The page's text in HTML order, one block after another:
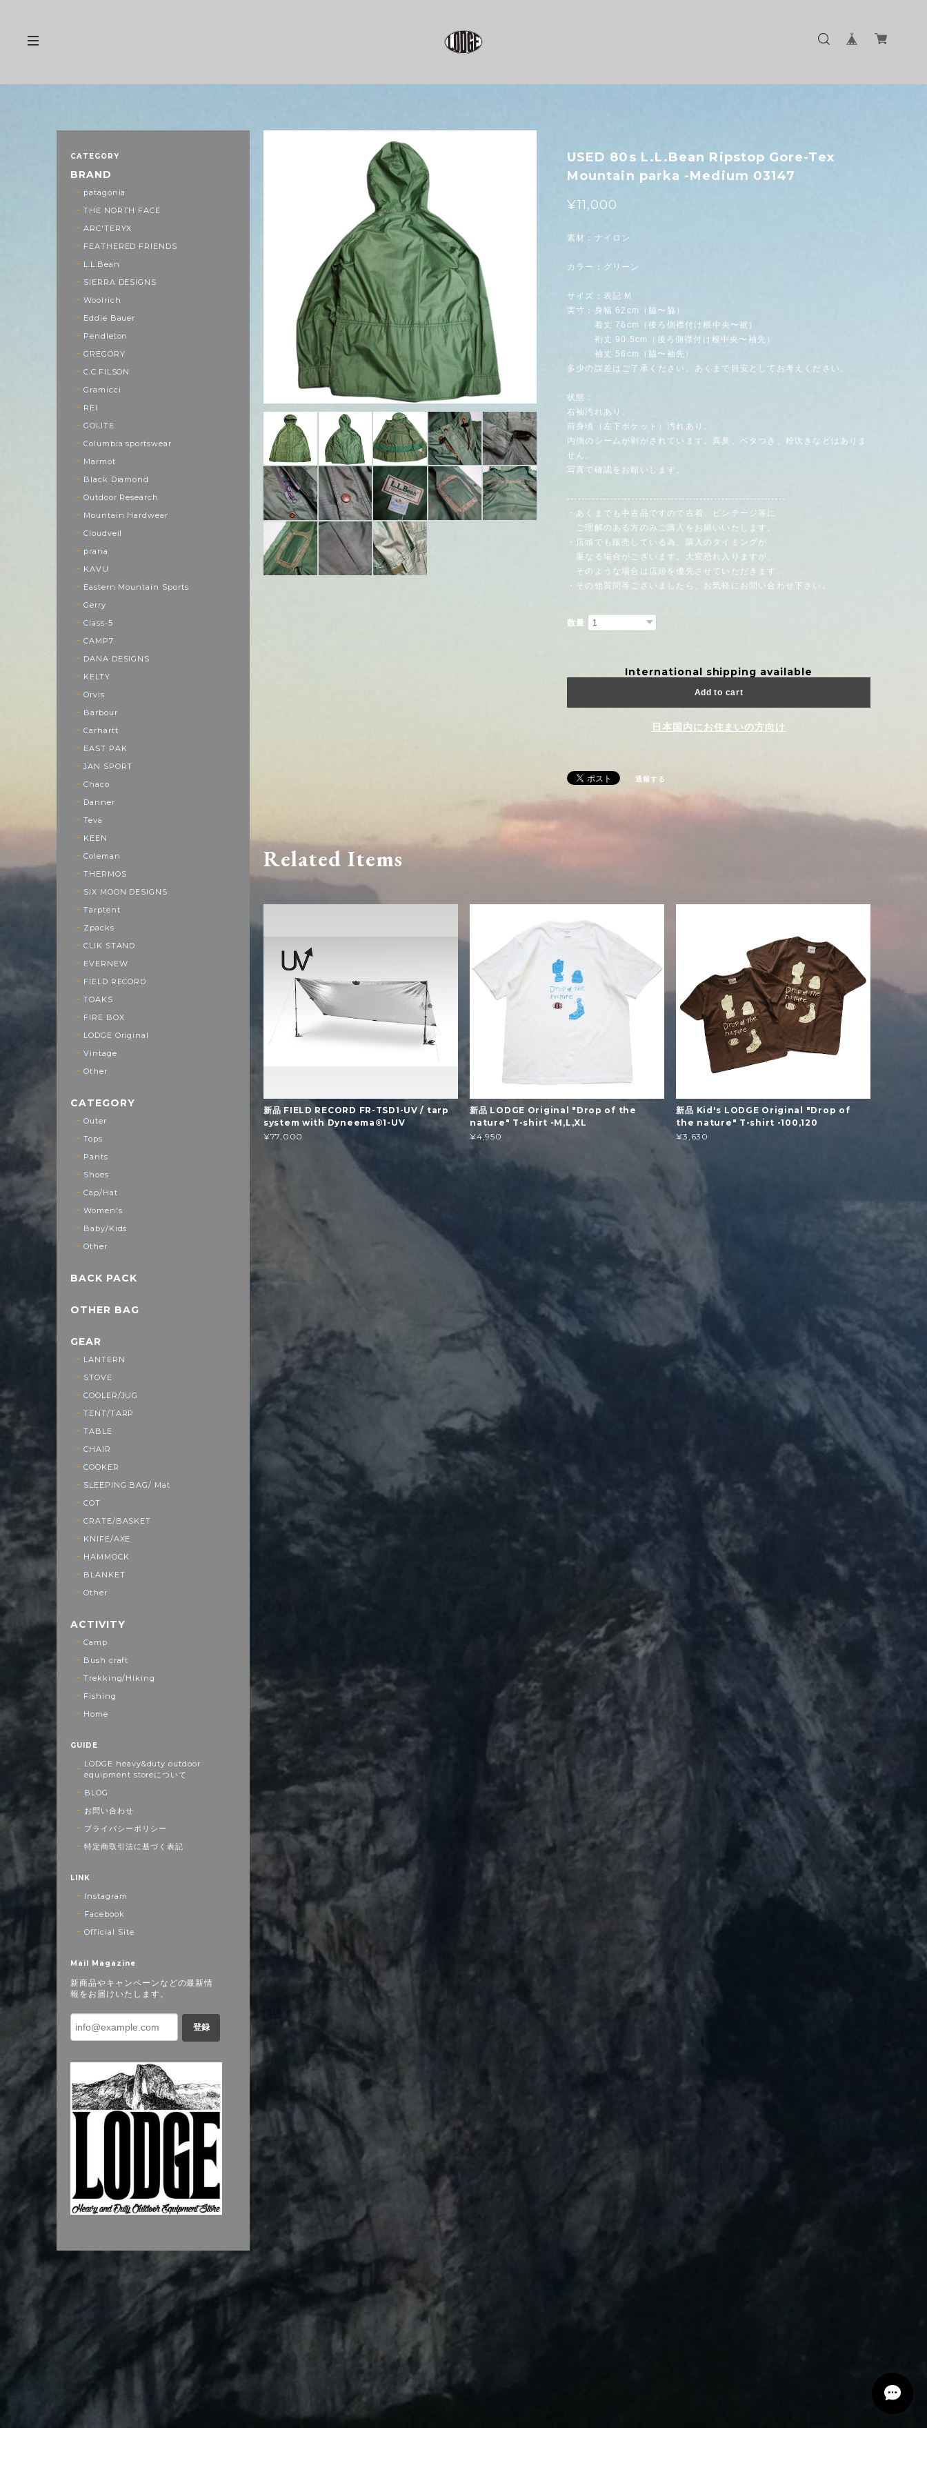
USED 80s L.L.Bean Ripstop Gore-Tex
Mountain parka -Medium 03147
¥11,000
素材：ナイロン
カラー：グリーン
サイズ：表記 M
実寸：身幅 62cm（脇〜脇）
着丈 76cm（後ろ側襟付け根中央〜裾）
裄丈 90.5cm（後ろ側襟付け根中央〜袖先）
袖丈 56cm（脇〜袖先）
多少の誤差はご了承ください。あくまで目安としてお考えください。
状態：
右袖汚れあり。
前身頃（左下ポケット）汚れあり。
内側のシームが剥がされています。異臭、ベタつき、粉吹きなどはありま
せん。
写真で確認をお願いします。
-------------------------------------------------------------
・あくまでも中古品ですので古着、ビンテージ等に
ご理解のある方のみご購入をお願いいたします。
・店頭でも販売している為、購入のタイミングが
重なる場合がございます。大変恐れ入りますが、
そのような場合は店頭を優先させていただきます。
・その他質問等ございましたら、お気軽にお問い合わせ下さい。
数量
International shipping available
Add to cart
日本国内にお住まいの方向け
通報する
Related Items
新品 FIELD RECORD FR-TSD1-UV / tarp
system with Dyneema®1-UV
¥77,000
新品 LODGE Original "Drop of the
nature" T-shirt -M,L,XL
¥4,950
新品 Kid's LODGE Original "Drop of
the nature" T-shirt -100,120
¥3,630
CATEGORY
BRAND
patagonia
THE NORTH FACE
ARC'TERYX
FEATHERED FRIENDS
L.L.Bean
SIERRA DESIGNS
Woolrich
Eddie Bauer
Pendleton
GREGORY
C.C.FILSON
Gramicci
REI
GOLITE
Columbia sportswear
Marmot
Black Diamond
Outdoor Research
Mountain Hardwear
Cloudveil
prana
KAVU
Eastern Mountain Sports
Gerry
Class-5
CAMP7
DANA DESIGNS
KELTY
Orvis
Barbour
Carhartt
EAST PAK
JAN SPORT
Chaco
Danner
Teva
KEEN
Coleman
THERMOS
SIX MOON DESIGNS
Tarptent
Zpacks
CLIK STAND
EVERNEW
FIELD RECORD
TOAKS
FIRE BOX
LODGE Original
Vintage
Other
CATEGORY
Outer
Tops
Pants
Shoes
Cap/Hat
Women's
Baby/Kids
Other
BACK PACK
OTHER BAG
GEAR
LANTERN
STOVE
COOLER/JUG
TENT/TARP
TABLE
CHAIR
COOKER
SLEEPING BAG/ Mat
COT
CRATE/BASKET
KNIFE/AXE
HAMMOCK
BLANKET
Other
ACTIVITY
Camp
Bush craft
Trekking/Hiking
Fishing
Home
GUIDE
LODGE heavy&duty outdoor
equipment storeについて
BLOG
お問い合わせ
プライバシーポリシー
特定商取引法に基づく表記
LINK
Instagram
Facebook
Official Site
Mail Magazine
新商品やキャンペーンなどの最新情
報をお届けいたします。
登録